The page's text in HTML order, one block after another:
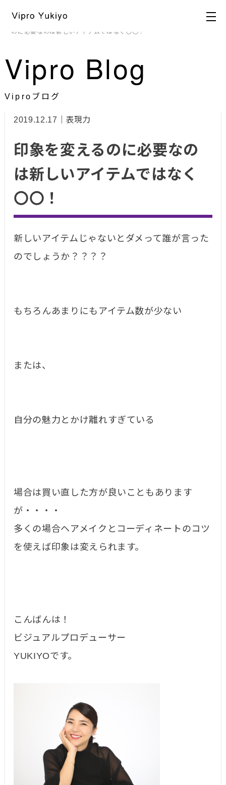
HOME> ブログ >ビジュアル戦略
> 印象を変える
のに必要なのは新しいアイテムではなく〇〇！
Vipro Blog
Viproブログ
2019.12.17｜表現力
印象を変えるのに必要なの
は新しいアイテムではなく
〇〇！
新しいアイテムじゃないとダメって誰が言った
のでしょうか？？？？
もちろんあまりにもアイテム数が少ない
または、
自分の魅力とかけ離れすぎている
場合は買い直した方が良いこともあります
が・・・・
多くの場合ヘアメイクとコーディネートのコツ
を使えば印象は変えられます。
こんばんは！
ビジュアルプロデューサー
YUKIYOです。